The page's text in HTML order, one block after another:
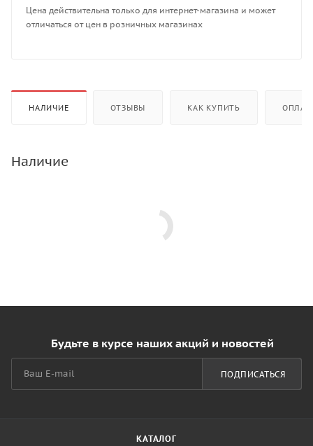
Цена действительна только для интернет-магазина и может
отличаться от цен в розничных магазинах
НАЛИЧИЕ ОТЗЫВЫ КАК КУПИТЬ
Наличие
Будьте в курсе наших акций и новостей
ПОДПИСАТЬСЯ
КАТАЛОГ